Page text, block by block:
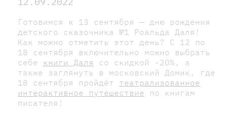
Готовимся к 13 сентября — дню рождения
детского сказочника №1 Роальда Даля!
Как можно отметить этот день? С 12 по
18 сентября включительно можно выбрать
себе книги Даля со скидкой -20%, а
также заглянуть в московский Домик, где
18 сентября пройдёт театрализованное
интерактивное путешествие по книгам
писателя!